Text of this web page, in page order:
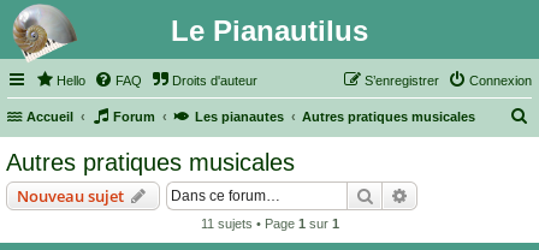
Le Pianautilus
Hello FAQ Droits d'auteur Connexion
S’enregistrer
Accueil Forum Les pianautes Autres pratiques musicales
Autres pratiques musicales
Nouveau sujet Rechercher
11 sujets • Page 1 sur 1